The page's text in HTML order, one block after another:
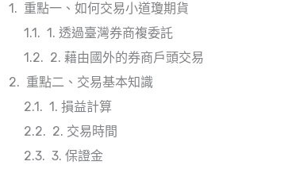
重點一、如何交易小道瓊期貨
1. 透過臺灣券商複委託
2. 藉由國外的券商戶頭交易
重點二、交易基本知識
1. 損益計算
2. 交易時間
3. 保證金